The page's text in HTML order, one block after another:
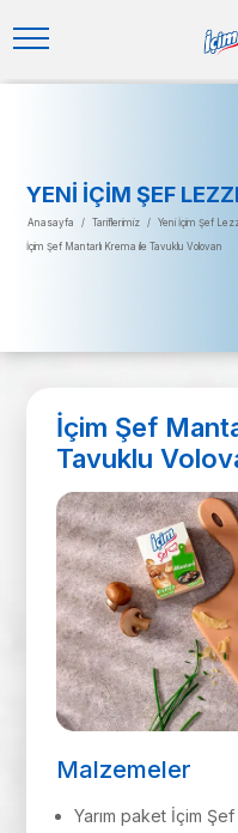
YENI İÇIM ŞEF
Anasayfa / Tariflerimiz / Yeni İçim Şef
İçim Şef Mantarlı Krema ile Tavuklu Volovan
İçim Şef
Tavuklu
Malzemeler
Yarım paket İçim